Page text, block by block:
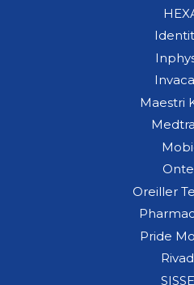
Maestri
Oreiller
Pride